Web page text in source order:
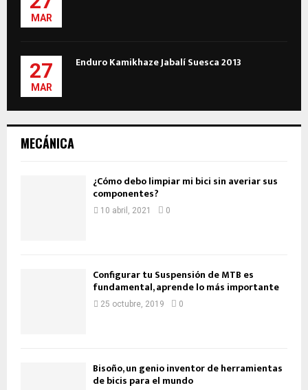
MAR
27
MAR
Enduro Kamikhaze Jabalí Suesca 2013
MECÁNICA
¿Cómo debo limpiar mi bici sin averiar sus
componentes?
10 abril, 2021 0
Configurar tu Suspensión de MTB es
fundamental, aprende lo más importante
25 octubre, 2019 0
Bisoño, un genio inventor de herramientas
de bicis para el mundo